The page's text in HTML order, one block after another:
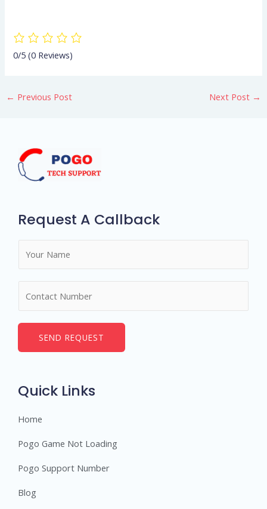
0/5(0 Reviews)
← Previous Post Next Post →
Request A Callback
*
e
SEND REQUEST
Quick Links
Home
Pogo Game Not Loading
Pogo Support Number
Blog